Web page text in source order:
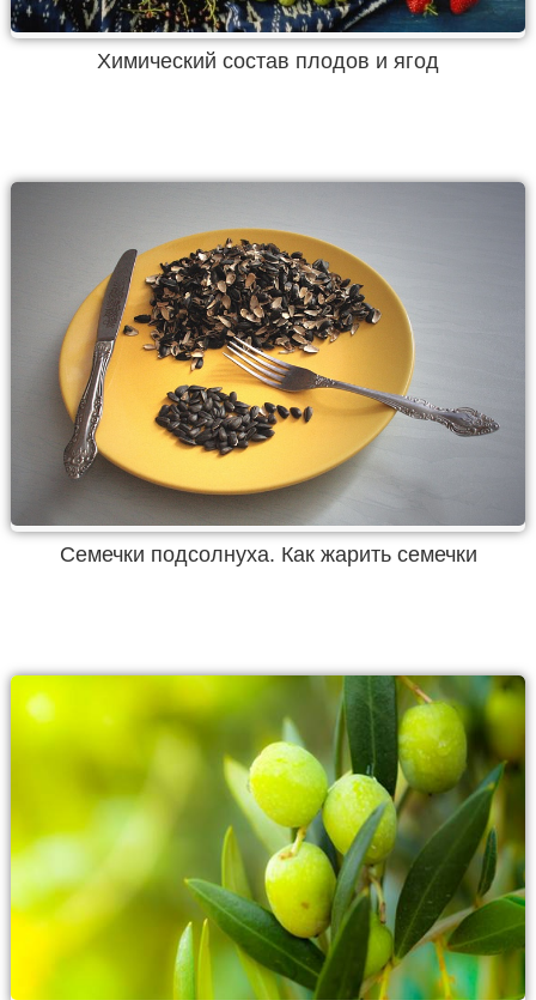
Химический состав плодов и ягод
Семечки подсолнуха. Как жарить семечки